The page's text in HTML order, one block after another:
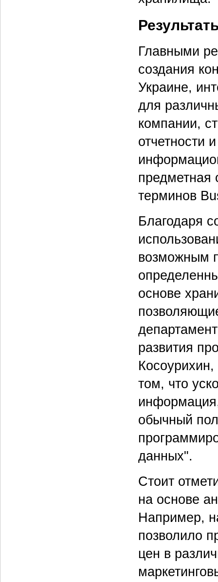
Главными
создания
Украине,
для
компании,
отчетности
предметная
терминов
Благодаря
возможным
основе
развития
том, что
обычный
данных".
Стоит
на основе
Например,
позволило
цен в